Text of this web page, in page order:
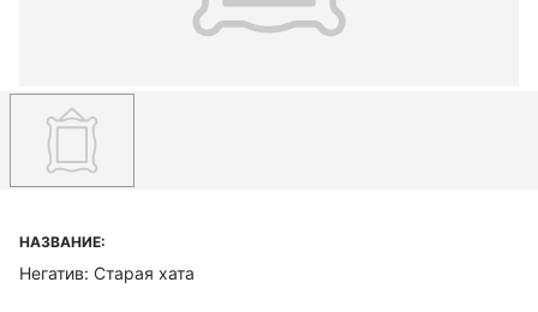
НАЗВАНИЕ:
Негатив: Старая хата